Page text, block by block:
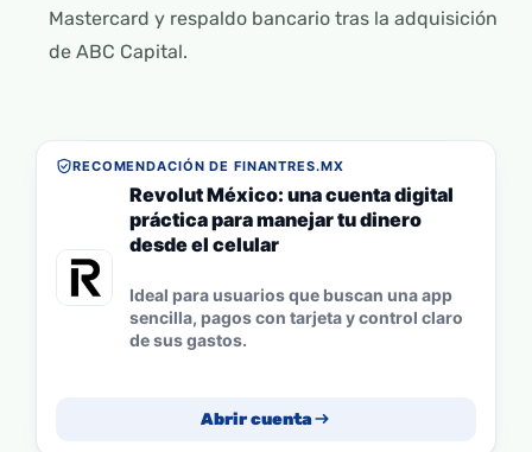
Mastercard y respaldo bancario tras la adquisición
de ABC Capital.
RECOMENDACIÓN DE FINANTRES.MX
Revolut México: una cuenta digital
práctica para manejar tu dinero
desde el celular
Ideal para usuarios que buscan una app
sencilla, pagos con tarjeta y control claro
de sus gastos.
Abrir cuenta